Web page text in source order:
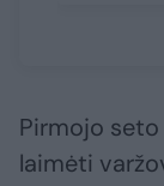
Pirmojo
laimėti